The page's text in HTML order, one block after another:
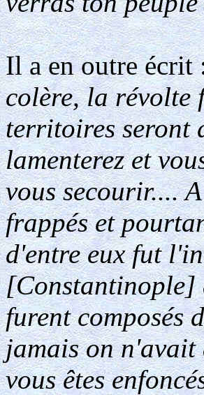
Il a en outre
colère, la révolte
territoires seront
lamenterez et
vous secourir....
frappés et
d'entre eux fut
[Constantinople]
furent composés
jamais on n'avait
vous êtes